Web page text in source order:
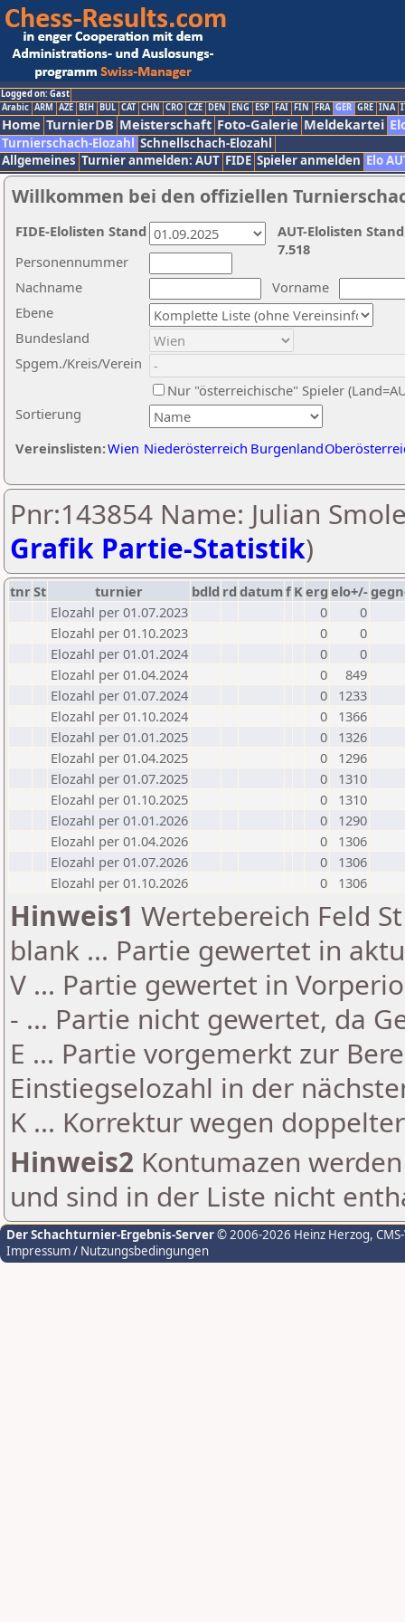
Logged on: Gast
Arabic ARM AZE BIH BUL CAT CHN CRO CZE DEN ENG ESP FAI FIN FRA GER GRE INA
Home TurnierDB Meisterschaft Foto-Galerie Meldekartei
Turnierschach-Elozahl Schnellschach-Elozahl
Allgemeines Turnier anmelden: AUT FIDE Spieler anmelden Elo
Willkommen bei den offiziellen
Nachname
Vorname
Ebene
Sortierung
Personennummer
Bundesland
Spgem./Kreis/Verein
Nur "österreichische" Spieler
Vereinslisten:Wien Niederösterreich Burgenland
AUT-Elolisten
7.518
FIDE-Elolisten Stand
Pnr:143854 Name: Julian
Grafik Partie-Statistik)
tnrSt turnier bdld rd datumf Kerg elo+/-
Elozahl per 01.07.2023
0
0
Elozahl per 01.10.2023
0
0
Elozahl per 01.01.2024
0
0
Elozahl per 01.04.2024
0
849
Elozahl per 01.07.2024
0
1233
Elozahl per 01.10.2024
0
1366
Elozahl per 01.01.2025
0
1326
Elozahl per 01.04.2025
0
1296
Elozahl per 01.07.2025
0
1310
Elozahl per 01.10.2025
0
1310
Elozahl per 01.01.2026
0
1290
Elozahl per 01.04.2026
0
1306
Elozahl per 01.07.2026
0
1306
Elozahl per 01.10.2026
0 1306
Hinweis1 Wertebereich Feld
blank ... Partie gewertet in
V ... Partie gewertet in
- ... Partie nicht gewertet, da
E ... Partie vorgemerkt zur
Einstiegselozahl in der
K ... Korrektur wegen
Hinweis2 Kontumazen
und sind in der Liste nicht
Der Schachturnier-Ergebnis-Server© 2006-2026 Heinz Herzog,
Impressum / Nutzungsbedingungen